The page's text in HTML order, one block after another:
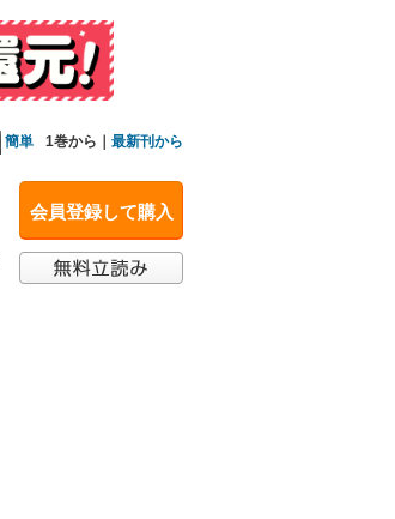
簡単 1巻から｜ 最新刊から
会員登録して購入